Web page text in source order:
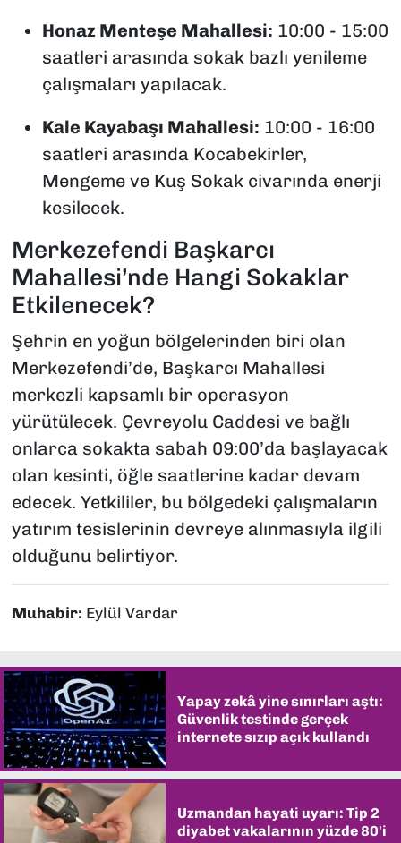
Honaz Menteşe Mahallesi: 10:00 - 15:00
saatleri arasında sokak bazlı yenileme
çalışmaları yapılacak.
Kale Kayabaşı Mahallesi: 10:00 - 16:00
saatleri arasında Kocabekirler,
Mengeme ve Kuş Sokak civarında enerji
kesilecek.
Merkezefendi Başkarcı
Mahallesi’nde Hangi Sokaklar
Etkilenecek?
Şehrin en yoğun bölgelerinden biri olan
Merkezefendi’de, Başkarcı Mahallesi
merkezli kapsamlı bir operasyon
yürütülecek. Çevreyolu Caddesi ve bağlı
onlarca sokakta sabah 09:00’da başlayacak
olan kesinti, öğle saatlerine kadar devam
edecek. Yetkililer, bu bölgedeki çalışmaların
yatırım tesislerinin devreye alınmasıyla ilgili
olduğunu belirtiyor.
Muhabir: Eylül Vardar
Yapay zekâ yine sınırları aştı:
Güvenlik testinde gerçek
internete sızıp açık kullandı
Uzmandan hayati uyarı: Tip 2
diyabet vakalarının yüzde 80'i